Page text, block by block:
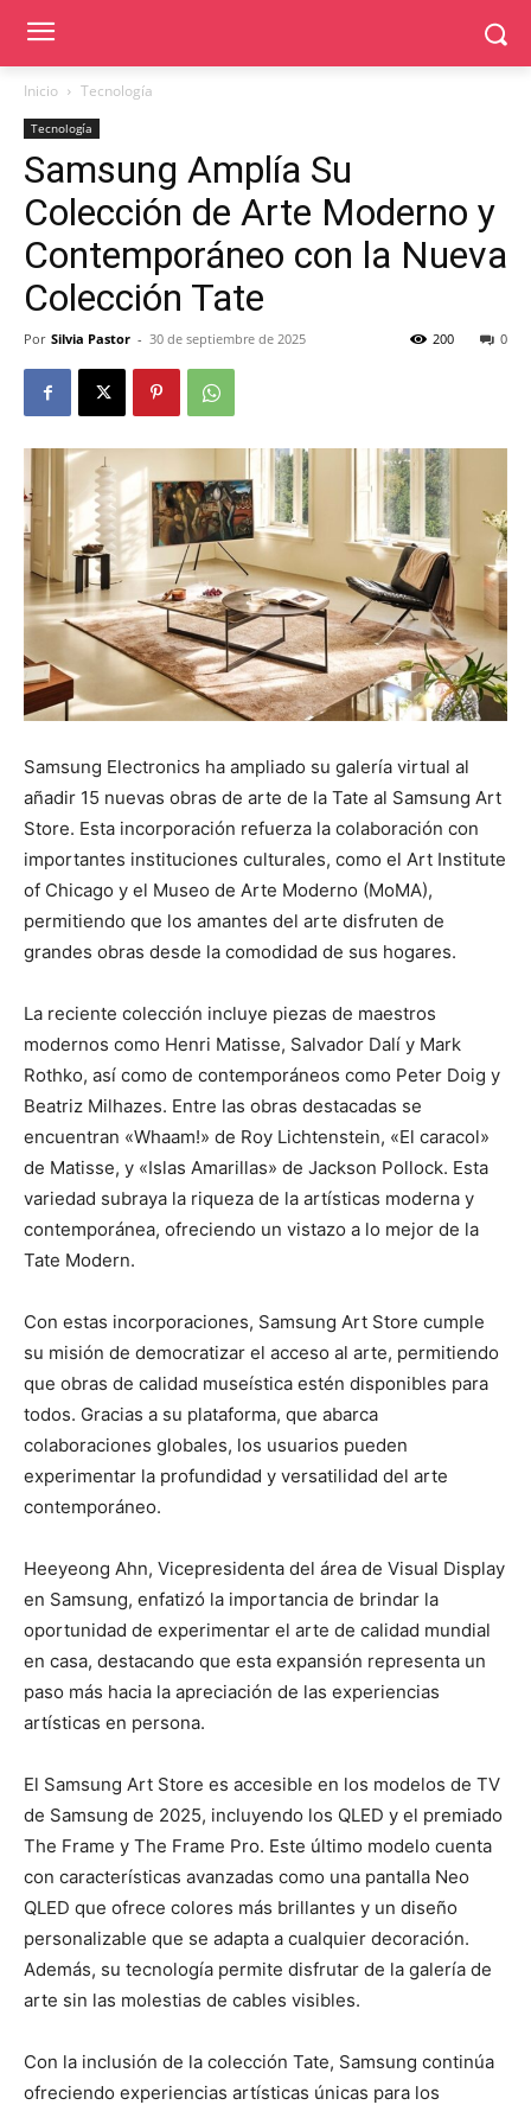
Inicio Tecnología
Tecnología
Samsung Amplía Su
Colección de Arte Moderno y
Contemporáneo con la Nueva
Colección Tate
Por Silvia Pastor - 30 de septiembre de 2025 0
200
Samsung Electronics ha ampliado su galería virtual al
añadir 15 nuevas obras de arte de la Tate al Samsung Art
Store. Esta incorporación refuerza la colaboración con
importantes instituciones culturales, como el Art Institute
of Chicago y el Museo de Arte Moderno (MoMA),
permitiendo que los amantes del arte disfruten de
grandes obras desde la comodidad de sus hogares.
La reciente colección incluye piezas de maestros
modernos como Henri Matisse, Salvador Dalí y Mark
Rothko, así como de contemporáneos como Peter Doig y
Beatriz Milhazes. Entre las obras destacadas se
encuentran «Whaam!» de Roy Lichtenstein, «El caracol»
de Matisse, y «Islas Amarillas» de Jackson Pollock. Esta
variedad subraya la riqueza de la artísticas moderna y
contemporánea, ofreciendo un vistazo a lo mejor de la
Tate Modern.
Con estas incorporaciones, Samsung Art Store cumple
su misión de democratizar el acceso al arte, permitiendo
que obras de calidad museística estén disponibles para
todos. Gracias a su plataforma, que abarca
colaboraciones globales, los usuarios pueden
experimentar la profundidad y versatilidad del arte
contemporáneo.
Heeyeong Ahn, Vicepresidenta del área de Visual Display
en Samsung, enfatizó la importancia de brindar la
oportunidad de experimentar el arte de calidad mundial
en casa, destacando que esta expansión representa un
paso más hacia la apreciación de las experiencias
artísticas en persona.
El Samsung Art Store es accesible en los modelos de TV
de Samsung de 2025, incluyendo los QLED y el premiado
The Frame y The Frame Pro. Este último modelo cuenta
con características avanzadas como una pantalla Neo
QLED que ofrece colores más brillantes y un diseño
personalizable que se adapta a cualquier decoración.
Además, su tecnología permite disfrutar de la galería de
arte sin las molestias de cables visibles.
Con la inclusión de la colección Tate, Samsung continúa
ofreciendo experiencias artísticas únicas para los